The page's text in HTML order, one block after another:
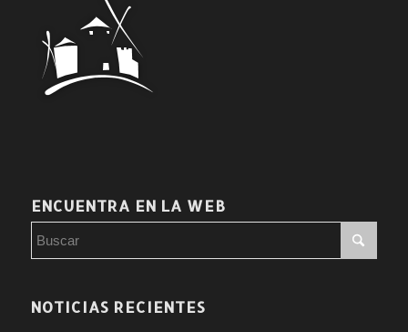
Entrada desde 2 € en un
ENCUENTRA EN LA WEB
NOTICIAS RECIENTES